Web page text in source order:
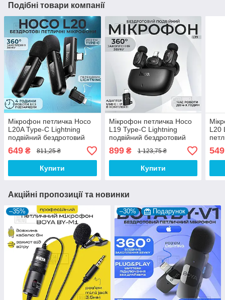
Подібні товари компанії
Мікрофон петличка Hoco
L20A Type-C Lightning
подвійний бездротовий
петличний мікрофон для
iphone телефону
649 ₴ 811,25 ₴
Купити
Мікрофон петличка Hoco
L19 Type-C Lightning
подвійний бездротовий
петличний мікрофон для
iphone телефона із
зарядним кейсом
899₴ 1 123,75 ₴
Купити
L20
549
Акційні пропозиції та новинки
–35% –30% Подарунок